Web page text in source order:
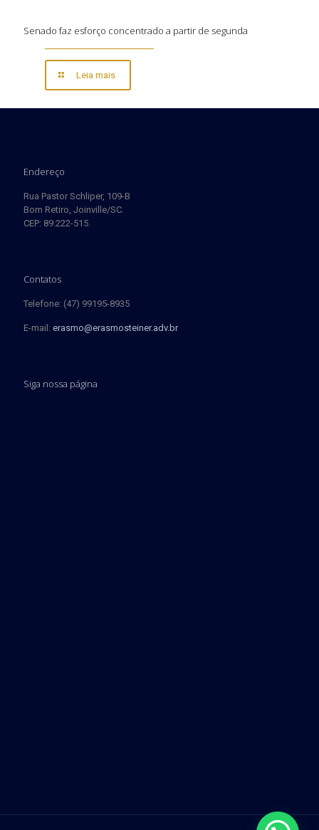
Senado faz esforço concentrado a partir de segunda
Leia mais
Endereço
Rua Pastor Schliper, 109-B
Bom Retiro, Joinville/SC.
CEP: 89.222-515.
Contatos
Telefone: (47) 99195-8935
E-mail: erasmo@erasmosteiner.adv.br
Siga nossa página